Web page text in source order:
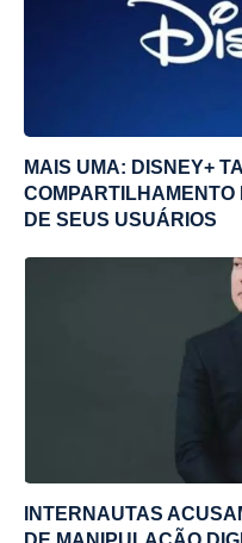
MAIS UMA: DISNEY+
DE SEUS USUÁRIOS
INTERNAUTAS